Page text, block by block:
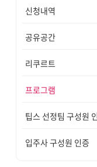
신청내역
공유공간
리쿠르트
프로그램
팁스 선정팀 구성원
입주사 구성원 인증